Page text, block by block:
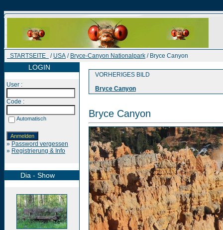
STARTSEITE / USA / Bryce-Canyon Nationalpark / Bryce Canyon
LOGIN
User :
Code :
Automatisch
» Password vergessen
» Registrierung & Info
Dia - Show
VORHERIGES BILD
Bryce Canyon
Bryce Canyon